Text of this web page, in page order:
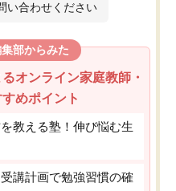
い合わせください
部からみた
オンライン家庭教師・
めポイント
教える塾！伸び悩む生
講計画で勉強習慣の確